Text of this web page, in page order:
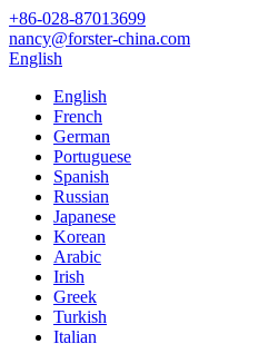
+86-028-87013699
nancy@forster-china.com
English
English
French
German
Portuguese
Spanish
Russian
Japanese
Korean
Arabic
Irish
Greek
Turkish
Italian